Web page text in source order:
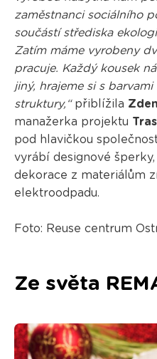
zaměstnanci sociálního
součástí střediska
Zatím máme vyrobeny
pracuje. Každý kousek
jiný, hrajeme si s
struktury,“přiblížila
manažerka projektu
pod hlavičkou
vyrábí designové
dekorace z materiálům
elektroodpadu.
Foto: Reuse centrum
Ze světa